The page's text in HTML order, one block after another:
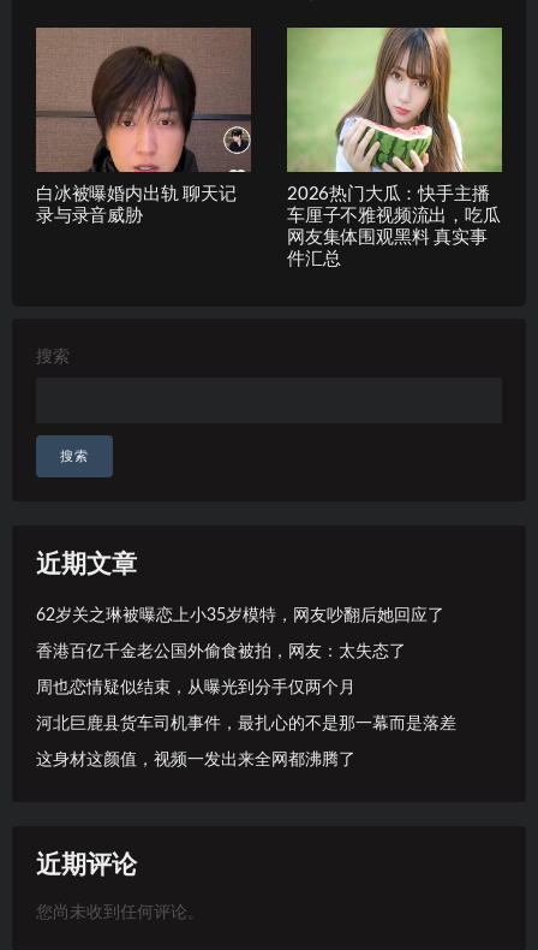
白冰被曝婚内出轨 聊天记
录与录音威胁
2026热门大瓜：快手主播
车厘子不雅视频流出，吃瓜
网友集体围观黑料 真实事
件汇总
搜索
搜索
近期文章
62岁关之琳被曝恋上小35岁模特，网友吵翻后她回应了
香港百亿千金老公国外偷食被拍，网友：太失态了
周也恋情疑似结束，从曝光到分手仅两个月
河北巨鹿县货车司机事件，最扎心的不是那一幕而是落差
这身材这颜值，视频一发出来全网都沸腾了
近期评论
您尚未收到任何评论。